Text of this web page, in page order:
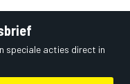
speciale acties direct in